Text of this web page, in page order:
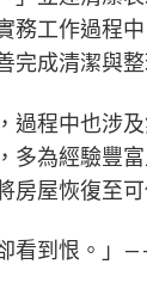
務工作過程
成清潔與
過程中也涉
多為經驗豐
房屋恢復至
看到恨。」